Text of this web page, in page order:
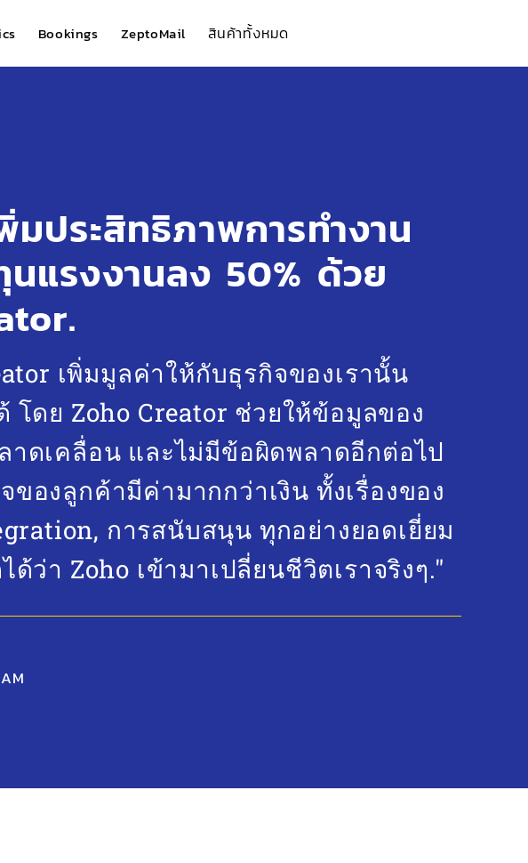
Bookings ZeptoMail สินค้าทั้งหมด
มประสิทธิภาพการทำงาน
แรงงานลง 50% ด้วย
เพิ่มมูลค่าให้กับธุรกิจของเรานั้น
โดย Zoho Creator ช่วยให้ข้อมูลของ
าดเคลื่อน และไม่มีข้อผิดพลาดอีกต่อไป
ของลูกค้ามีค่ามากกว่าเงิน ทั้งเรื่องของ
การสนับสนุน ทุกอย่างยอดเยี่ยม
ด้ว่า Zoho เข้ามาเปลี่ยนชีวิตเราจริงๆ."